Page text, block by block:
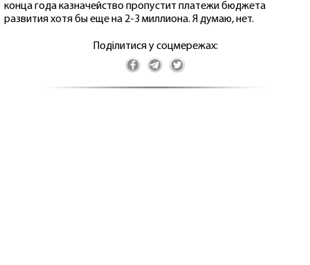
конца года казначейство пропустит платежи бюджета
развития хотя бы еще на 2-3 миллиона. Я думаю, нет.
Поділитися у соцмережах: